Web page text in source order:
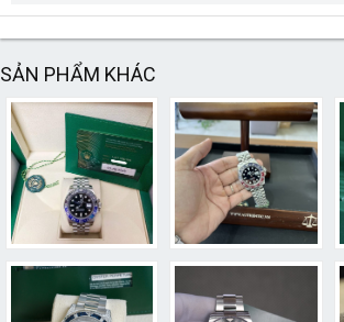
SẢN PHẨM KHÁC